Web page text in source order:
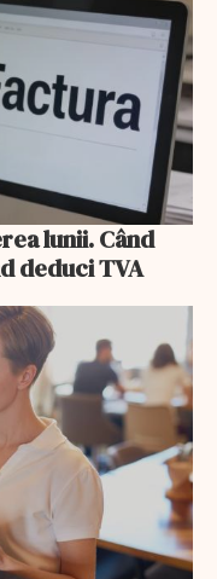
lunii. Când
deduci TVA